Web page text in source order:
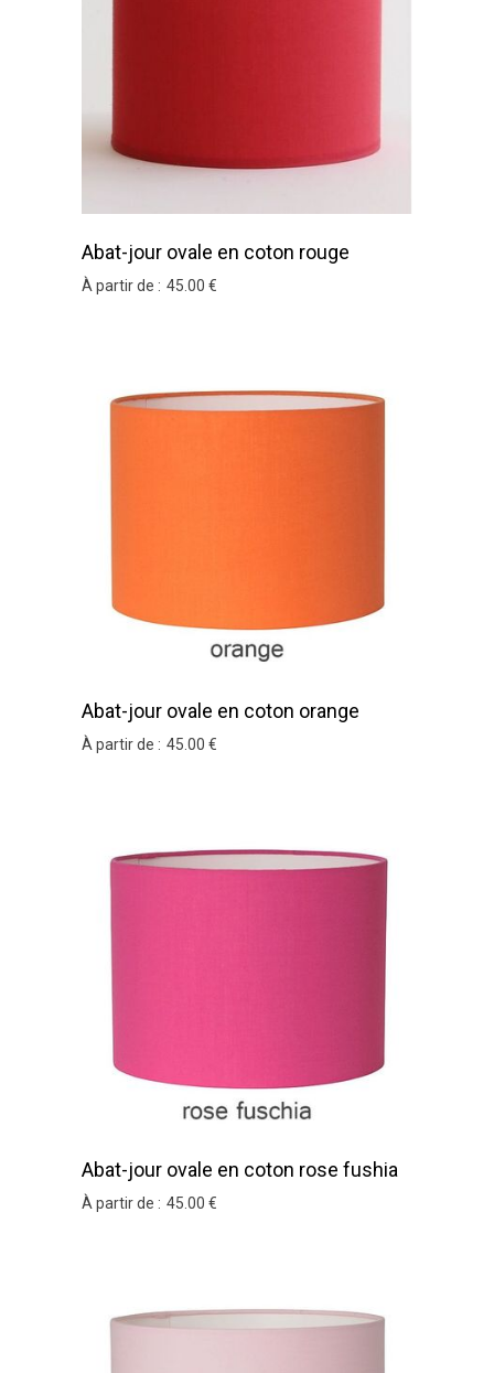
Abat-jour ovale en coton rouge
À partir de : 45 .00 €
Abat-jour ovale en coton orange
À partir de : 45 .00 €
Abat-jour ovale en coton rose fushia
À partir de : 45 .00 €